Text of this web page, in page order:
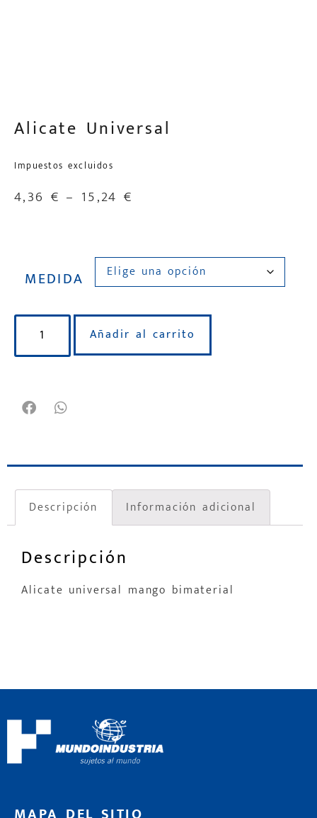
Alicate Universal
Impuestos excluidos
4,36 € – 15,24 €
MEDIDA
Añadir al carrito
Descripción Información adicional
Descripción
Alicate universal mango bimaterial